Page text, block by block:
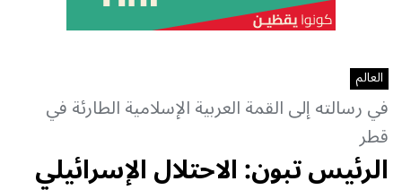
العالم
في رسالته إلى القمة العربية الإسلامية الطارئة في
قطر
الرئيس تبون: الاحتلال الإسرائيلي